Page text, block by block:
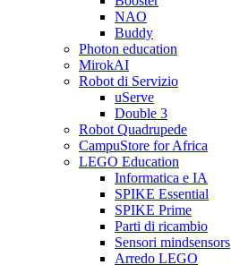
NAO
Buddy
Photon education
MirokAI
Robot di Servizio
uServe
Double 3
Robot Quadrupede
CampuStore for Africa
LEGO Education
Informatica e IA
SPIKE Essential
SPIKE Prime
Parti di ricambio
Sensori mindsensors
Arredo LEGO